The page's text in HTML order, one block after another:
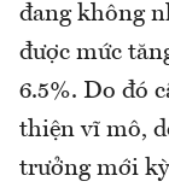
đang không
được mức
6.5%. Do đó
thiện vĩ mô,
trưởng mới